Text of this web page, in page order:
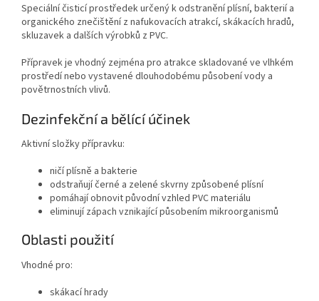
Speciální čisticí prostředek určený k odstranění plísní, bakterií a
organického znečištění z nafukovacích atrakcí, skákacích hradů,
skluzavek a dalších výrobků z PVC.
Přípravek je vhodný zejména pro atrakce skladované ve vlhkém
prostředí nebo vystavené dlouhodobému působení vody a
povětrnostních vlivů.
Dezinfekční a bělící účinek
Aktivní složky přípravku:
ničí plísně a bakterie
odstraňují černé a zelené skvrny způsobené plísní
pomáhají obnovit původní vzhled PVC materiálu
eliminují zápach vznikající působením mikroorganismů
Oblasti použití
Vhodné pro:
skákací hrady